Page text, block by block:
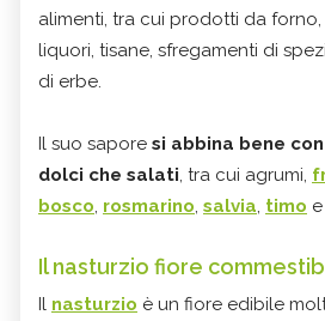
alimenti, tra cui prodotti da forno,
liquori, tisane, sfregamenti di
di erbe.
Il suo sapore si abbina bene
dolci che salati, tra cui agrumi,
bosco, rosmarino, salvia, timo e
Il nasturzio fiore
Il nasturzio è un fiore edibile